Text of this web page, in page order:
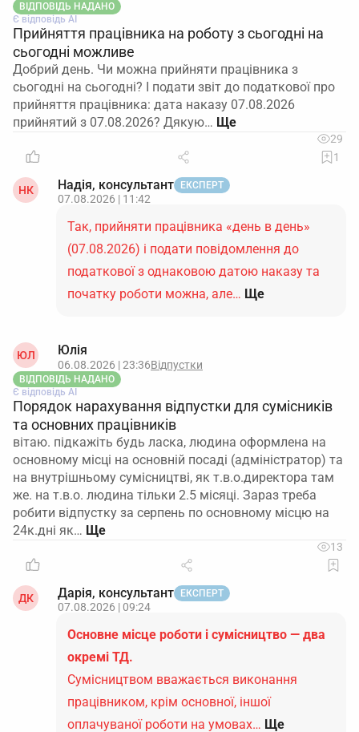
ВІДПОВІДЬ НАДАНО
Є відповідь АІ
Прийняття працівника на роботу з сьогодні на
сьогодні можливе
Добрий день. Чи можна прийняти працівника з
сьогодні на сьогодні? І подати звіт до податкової про
прийняття працівника: дата наказу 07.08.2026
прийнятий з 07.08.2026? Дякую…
29
1
НК Надія, консультант ЕКСПЕРТ
07.08.2026 | 11:42
Так, прийняти працівника «день в день»
(07.08.2026) і подати повідомлення до
податкової з однаковою датою наказу та
початку роботи можна, але… Ще
ЮЛ Юлія
06.08.2026 | 23:36Відпустки
ВІДПОВІДЬ НАДАНО
Є відповідь АІ
Порядок нарахування відпустки для сумісників
та основних працівників
вітаю. підкажіть будь ласка, людина оформлена на
основному місці на основній посаді (адміністратор) та
на внутрішньому сумісництві, як т.в.о.директора там
же. на т.в.о. людина тільки 2.5 місяці. Зараз треба
робити відпустку за серпень по основному місцю на
24к.дні як…
13
ДК Дарія, консультант ЕКСПЕРТ
07.08.2026 | 09:24
Основне місце роботи і сумісництво — два
окремі ТД.
Сумісництвом вважається виконання
працівником, крім основної, іншої
оплачуваної роботи на умовах… Ще